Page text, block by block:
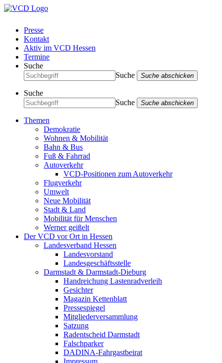
Presse
Kontakt
Aktiv im VCD Hessen
Termine
Suche
Suche
Suche abschicken
Suche
Suche
Suche abschicken
Themen
Demokratie
Wohnen & Mobilität
Bahn & Bus
Fuß & Fahrrad
Autoverkehr
VCD-Positionen zum Autoverkehr
Flugverkehr
Umwelt
Neue Mobilität
Stadt & Land
Mobilität für Menschen
Werner geißelt
Der VCD vor Ort in Hessen
Landesverband Hessen
Landesvorstand
Landesgeschäftsstelle
Darmstadt & Darmstadt-Dieburg
Handreichung Lastenradverleih
Gesichter
Magazin Kettenblatt
Pressespiegel
Mitgliederversammlung
Satzung
Radentscheid Darmstadt
Falschparker
DADINA-Fahrgastbeirat
Impressum